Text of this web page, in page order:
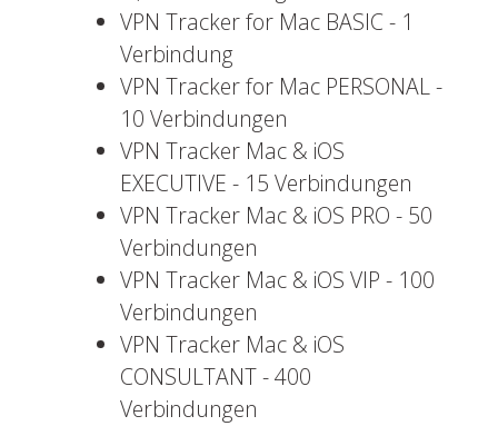
VPN Tracker for Mac BASIC - 1
Verbindung
VPN Tracker for Mac PERSONAL -
10 Verbindungen
VPN Tracker Mac & iOS
EXECUTIVE - 15 Verbindungen
VPN Tracker Mac & iOS PRO - 50
Verbindungen
VPN Tracker Mac & iOS VIP - 100
Verbindungen
VPN Tracker Mac & iOS
CONSULTANT - 400
Verbindungen